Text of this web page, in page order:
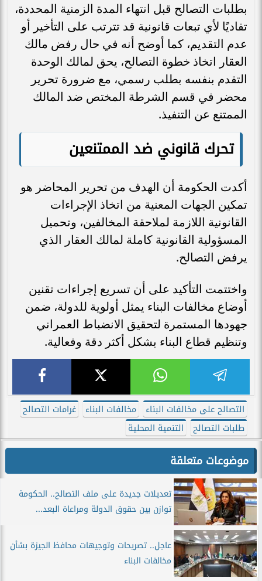
بطلبات التصالح قبل انتهاء المدة الزمنية المحددة،
تفاديًا لأي تبعات قانونية قد تترتب على التأخير أو
عدم التقديم، كما أوضح أنه في حال رفض مالك
العقار اتخاذ خطوة التصالح، يحق لمالك الوحدة
التقدم بنفسه بطلب رسمي، مع ضرورة تحرير
محضر في قسم الشرطة المختص ضد المالك
الممتنع عن التنفيذ.
تحرك قانوني ضد الممتنعين
أكدت الحكومة أن الهدف من تحرير المحاضر هو
تمكين الجهات المعنية من اتخاذ الإجراءات
القانونية اللازمة لملاحقة المخالفين، وتحميل
المسؤولية القانونية كاملة لمالك العقار الذي
يرفض التصالح.
واختتمت التأكيد على أن تسريع إجراءات تقنين
أوضاع مخالفات البناء يمثل أولوية للدولة، ضمن
جهودها المستمرة لتحقيق الانضباط العمراني
وتنظيم قطاع البناء بشكل أكثر دقة وفعالية.
التصالح على مخالفات البناء مخالفات البناء
غرامات التصالح
طلبات التصالح
التنمية المحلية
موضوعات متعلقة
تعديلات جديدة على ملف التصالح.. الحكومة
توازن بين حقوق الدولة ومراعاة البعد...
عاجل.. تصريحات وتوجيهات محافظ الجيزة بشأن
مخالفات البناء